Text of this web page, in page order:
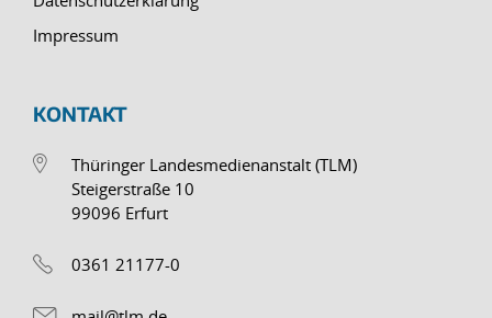
Impressum
KONTAKT
Thüringer Landesmedienanstalt (TLM)
Steigerstraße 10
99096 Erfurt
0361 21177-0